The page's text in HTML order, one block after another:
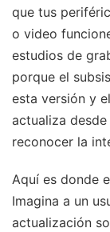
que tus
o video
estudios de
porque el
esta versión y
actualiza
reconocer la
Aquí es donde
Imagina a un
actualización